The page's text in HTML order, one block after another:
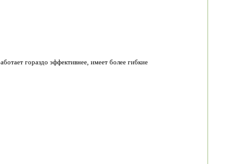
гораздо эффективнее, имеет более гибкие